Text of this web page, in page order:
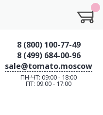
8 (800) 100-77-49
8 (499) 684-00-96
sale@tomato.moscow
ПН-ЧТ: 09:00 - 18:00
ПТ: 09:00 - 17:00